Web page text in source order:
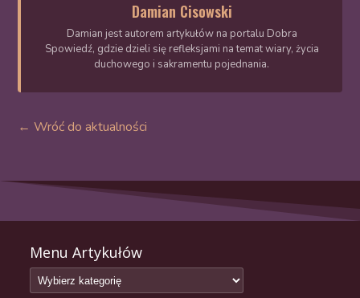
Damian Cisowski
Damian jest autorem artykułów na portalu Dobra
Spowiedź, gdzie dzieli się refleksjami na temat wiary, życia
duchowego i sakramentu pojednania.
← Wróć do aktualności
Menu Artykułów